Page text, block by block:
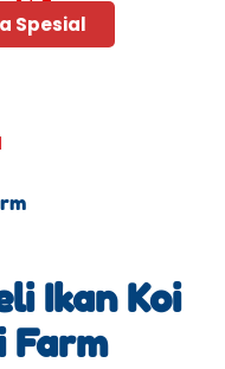
Spesial
Ikan Koi
Farm